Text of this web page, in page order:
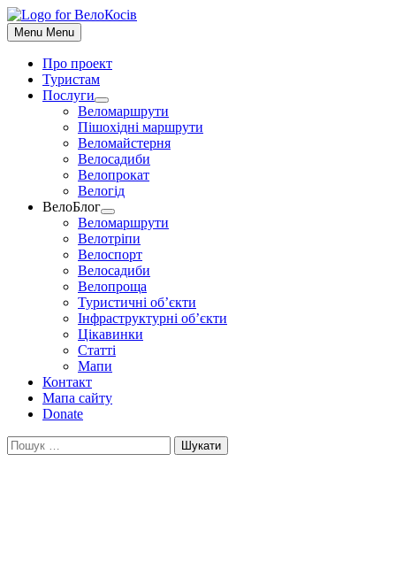
До
контенту
Menu Menu
Про проект
Туристам
Послуги
Show
sub
menu
Веломаршрути
Пішохідні маршрути
Веломайстерня
Велосадиби
Велопрокат
Велогід
ВелоБлог
Show
sub
menu
Веломаршрути
Велотріпи
Велоспорт
Велосадиби
Велопроща
Туристичні об’єкти
Інфраструктурні об’єкти
Цікавинки
Статті
Мапи
Контакт
Мапа сайту
Donate
Пошук: